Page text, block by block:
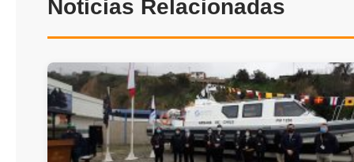
Noticias Relacionadas